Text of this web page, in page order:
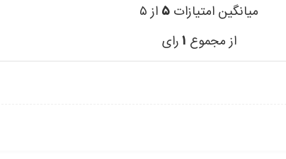
میانگین امتیازات ۵ از ۵
از مجموع ۱رای